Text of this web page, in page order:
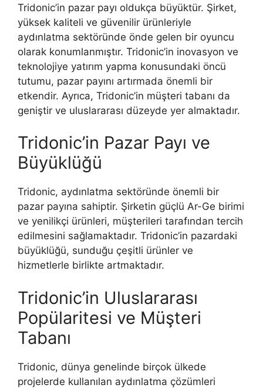
Tridonic’in pazar payı oldukça büyüktür. Şirket,
yüksek kaliteli ve güvenilir ürünleriyle
aydınlatma sektöründe önde gelen bir oyuncu
olarak konumlanmıştır. Tridonic’in inovasyon ve
teknolojiye yatırım yapma konusundaki öncü
tutumu, pazar payını artırmada önemli bir
etkendir. Ayrıca, Tridonic’in müşteri tabanı da
geniştir ve uluslararası düzeyde yer almaktadır.
Tridonic’in Pazar Payı ve
Büyüklüğü
Tridonic, aydınlatma sektöründe önemli bir
pazar payına sahiptir. Şirketin güçlü Ar-Ge birimi
ve yenilikçi ürünleri, müşterileri tarafından tercih
edilmesini sağlamaktadır. Tridonic’in pazardaki
büyüklüğü, sunduğu çeşitli ürünler ve
hizmetlerle birlikte artmaktadır.
Tridonic’in Uluslararası
Popülaritesi ve Müşteri
Tabanı
Tridonic, dünya genelinde birçok ülkede
projelerde kullanılan aydınlatma çözümleri